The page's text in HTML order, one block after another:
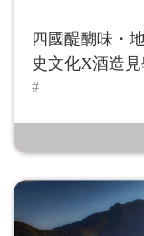
四國醍醐味・
史文化X酒造